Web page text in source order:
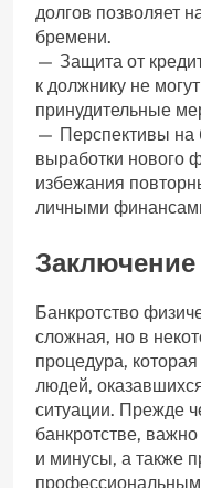
долгов позволяет
бремени.
— Защита от
к должнику не
принудительные
— Перспективы на
выработки нового
избежания
личными
Заключение
Банкротство
сложная, но в
процедура,
людей,
ситуации. Прежде
банкротстве,
и минусы, а также